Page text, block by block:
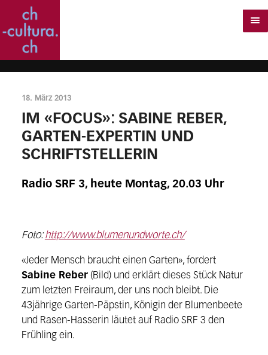
18. März 2013
IM «FOCUS»: SABINE REBER,
GARTEN-EXPERTIN UND
SCHRIFTSTELLERIN
Radio SRF 3, heute Montag, 20.03 Uhr
Foto:http://www.blumenundworte.ch/
«Jeder Mensch braucht einen Garten», fordert
Sabine Reber(Bild) und erklärt dieses Stück Natur
zum letzten Freiraum, der uns noch bleibt. Die
43jährige Garten-Päpstin, Königin der Blumenbeete
und Rasen-Hasserin läutet auf Radio SRF 3 den
Frühling ein.